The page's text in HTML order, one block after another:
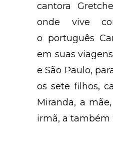
cantora
onde vive
o português
em suas
e São Paulo,
os sete filhos,
Miranda, a
irmã, a também